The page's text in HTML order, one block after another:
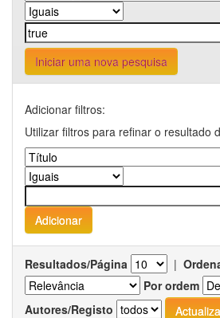
Iniciar uma nova pesquisa
Adicionar filtros:
Utilizar filtros para refinar o resultado
Resultados/Página |
Por ordem
Autores/Registo